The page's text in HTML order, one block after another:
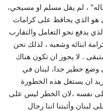
، لم يقل مسلم او مسيحي،
هو الذي يحافظ على كرامات
يدفع نحو التعامل والتقارب
ابنائه وشعبه ، لذلك نحن
. لا يجوز ان تكون هناك
وضع خطير جدا، لبنان في
ان يستغل هذه الخطورة
على نفسه ،لان الخطر ليس على
وأثبتنا اننا رجال